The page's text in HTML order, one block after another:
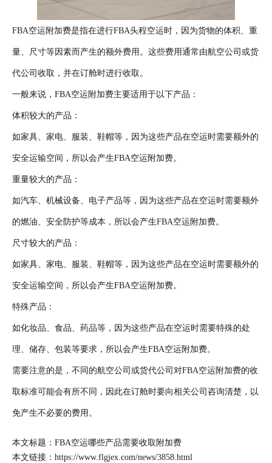
FBA空运附加费是指在进行FBA头程空运时，因为货物的体积、重
量、尺寸等因素而产生的额外费用。这些费用通常由航空公司或货
代公司收取，并在订舱时进行收取。
一般来说，FBA空运附加费主要适用于以下产品：
体积较大的产品：
如家具、家电、服装、鞋帽等，因为这些产品在空运时需要额外的
安全运输空间，所以会产生FBA空运附加费。
重量较大的产品：
如汽车、机械设备、电子产品等，因为这些产品在空运时需要额外
的燃油、安全防护等成本，所以会产生FBA空运附加费。
尺寸较大的产品：
如家具、家电、服装、鞋帽等，因为这些产品在空运时需要额外的
安全运输空间，所以会产生FBA空运附加费。
特殊产品：
如化妆品、食品、药品等，因为这些产品在空运时需要特殊的处
理、储存、包装等要求，所以会产生FBA空运附加费。
需要注意的是，不同的航空公司或货代公司对FBA空运附加费的收
取标准可能会有所不同，因此在订舱时要向相关公司咨询清楚，以
免产生不必要的费用。
本文标题：FBA空运哪些产品需要收取附加费
本文链接： https://www.flgjex.com/news/3858.html